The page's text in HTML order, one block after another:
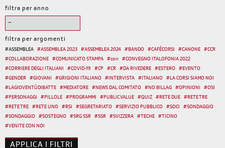
filtra per anno
filtra per argomenti
#ASSEMBLEA #ASSEMBLEA 2023 #ASSEMBLEA 2024 #BANDO #CAFÈCORSI #CANONE #CCR
#COLLABORAZIONE #COMUNICATO STAMPA #con #CONVEGNO ITALOFONIA 2022
#CORRIERE DEGLI ITALIANI #COVID-19 #CP #CR #DA RIVEDERE #ESTERO #EVENTO
#GENDER #GIOVANI #GRIGIONI ITALIANO #INTERVISTA #ITALIANO #LA CORSI SIAMO NOI
#LAGIOVENTÙDIBATTE #MEDIATORE #NEWS DAL COMITATO #NO BILLAG #OPINIONI #OSI
#PERSONAGGI #PILLOLE #PROGRAMMI #PUBLIC VALUE #QUIZ #RETE DUE #RETE TRE
#RETE TRE #RETE UNO #RSI #SEGRETARIATO #SERVIZIO PUBBLICO #SOCI #SONDAGGIO
#SONDAGGIO #SOSTEGNO #SRG SSR #SSR #SVIZZERA # TECHE # TICINO
#VENITE CON NOI